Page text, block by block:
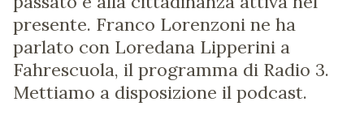
presente. Franco Lorenzoni ne ha
parlato con Loredana Lipperini a
Fahrescuola, il programma di Radio 3.
Mettiamo a disposizione il podcast.